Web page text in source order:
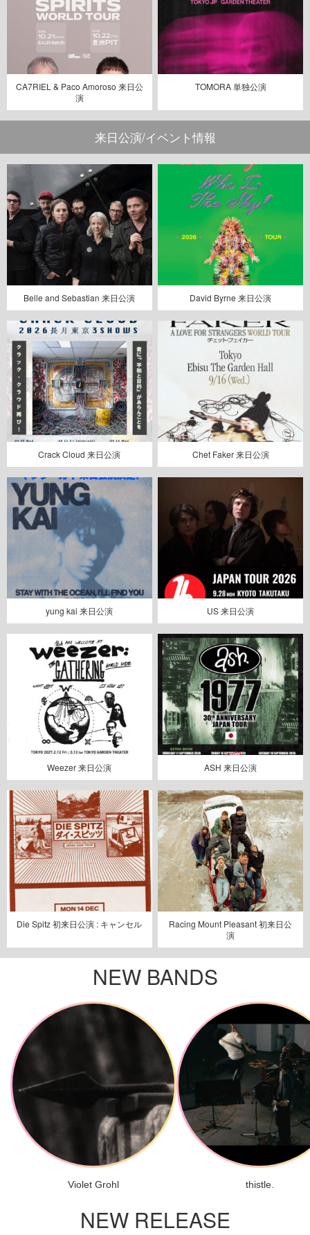
CA7RIEL & Paco Amoroso 来日公
演
TOMORA 単独公演
来日公演/イベント情報
Belle and Sebastian 来日公演 David Byrne 来日公演
Crack Cloud 来日公演 Chet Faker 来日公演
yung kai 来日公演 US 来日公演
Weezer 来日公演 ASH 来日公演
Die Spitz 初来日公演 : キャンセル
Racing Mount Pleasant 初来日公
演
NEW BANDS
Violet Grohl thistle.
NEW RELEASE